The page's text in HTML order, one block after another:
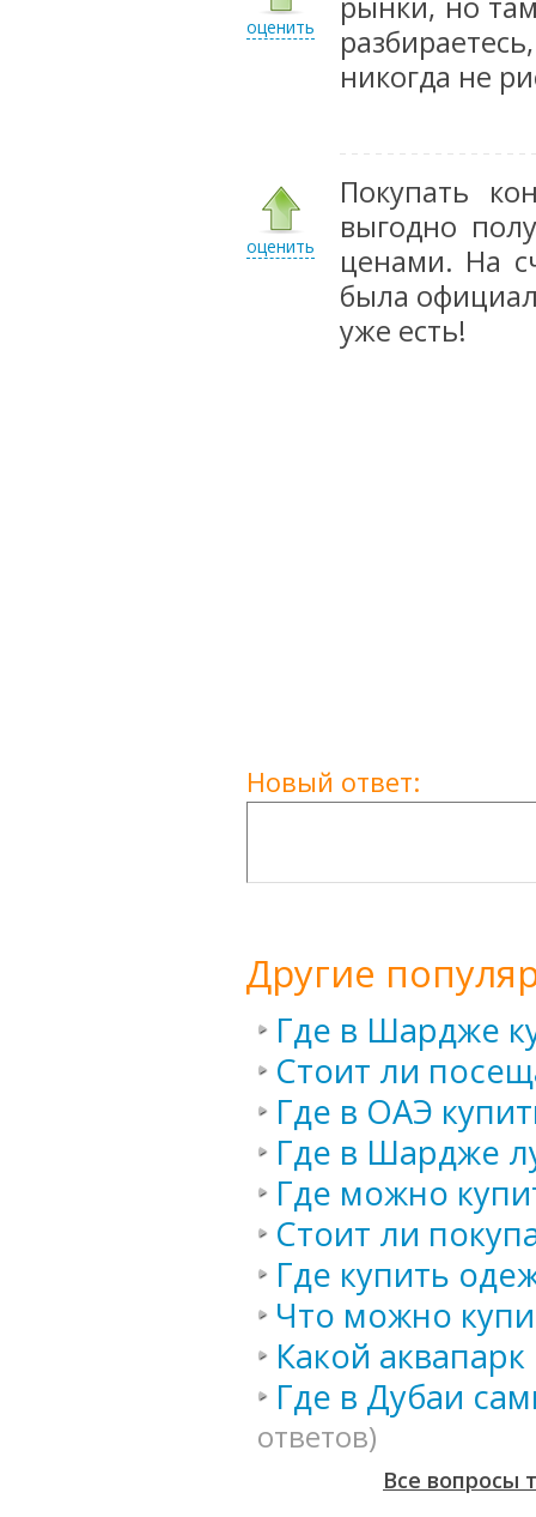
оценить
никогда не
оценить
Покупать
выгодно
ценами. На
была
уже есть!
Новый ответ:
Другие
Где в Шардже
Стоит ли
Где в ОАЭ
Где в Шардже
Где можно
Стоит ли
Где купить
Что можно
Какой
Где в Дубаи
ответов)
Все вопросы